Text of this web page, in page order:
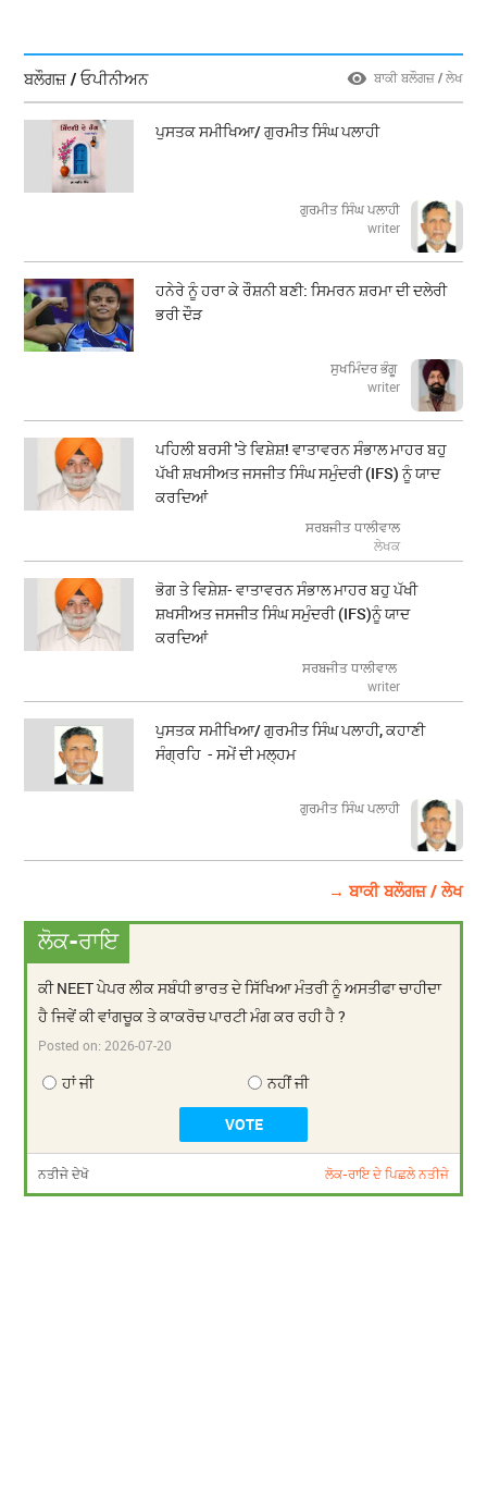
ਬਲੌਗਜ਼ / ਓਪੀਨੀਅਨ ਬਾਕੀ ਬਲੌਗਜ਼ / ਲੇਖ
ਪੁਸਤਕ ਸਮੀਖਿਆ/ ਗੁਰਮੀਤ ਸਿੰਘ ਪਲਾਹੀ
ਗੁਰਮੀਤ ਸਿੰਘ ਪਲਾਹੀ
writer
ਹਨੇਰੇ ਨੂੰ ਹਰਾ ਕੇ ਰੌਸ਼ਨੀ ਬਣੀ: ਸਿਮਰਨ ਸ਼ਰਮਾ ਦੀ ਦਲੇਰੀ
ਭਰੀ ਦੌੜ
ਸੁਖਮਿੰਦਰ ਭੰਗੂ
writer
ਪਹਿਲੀ ਬਰਸੀ 'ਤੇ ਵਿਸ਼ੇਸ਼! ਵਾਤਾਵਰਨ ਸੰਭਾਲ ਮਾਹਰ ਬਹੁ
ਪੱਖੀ ਸ਼ਖਸੀਅਤ ਜਸਜੀਤ ਸਿੰਘ ਸਮੁੰਦਰੀ (IFS) ਨੂੰ ਯਾਦ
ਕਰਦਿਆਂ
ਸਰਬਜੀਤ ਧਾਲੀਵਾਲ
ਲੇਖਕ
ਭੋਗ ਤੇ ਵਿਸ਼ੇਸ਼- ਵਾਤਾਵਰਨ ਸੰਭਾਲ ਮਾਹਰ ਬਹੁ ਪੱਖੀ
ਸ਼ਖਸੀਅਤ ਜਸਜੀਤ ਸਿੰਘ ਸਮੁੰਦਰੀ (IFS)ਨੂੰ ਯਾਦ
ਕਰਦਿਆਂ
ਸਰਬਜੀਤ ਧਾਲੀਵਾਲ
writer
ਪੁਸਤਕ ਸਮੀਖਿਆ/ ਗੁਰਮੀਤ ਸਿੰਘ ਪਲਾਹੀ, ਕਹਾਣੀ
ਸੰਗ੍ਰਹਿ - ਸਮੇਂ ਦੀ ਮਲ੍ਹਮ
ਗੁਰਮੀਤ ਸਿੰਘ ਪਲਾਹੀ
→ ਬਾਕੀ ਬਲੌਗਜ਼ / ਲੇਖ
ਲੋਕ-ਰਾਇ
ਕੀ NEET ਪੇਪਰ ਲੀਕ ਸਬੰਧੀ ਭਾਰਤ ਦੇ ਸਿੱਖਿਆ ਮੰਤਰੀ ਨੂੰ ਅਸਤੀਫਾ ਚਾਹੀਦਾ
ਹੈ ਜਿਵੇਂ ਕੀ ਵਾਂਗਚੂਕ ਤੇ ਕਾਕਰੋਚ ਪਾਰਟੀ ਮੰਗ ਕਰ ਰਹੀ ਹੈ ?
Posted on:2026-07-20
ਹਾਂ ਜੀ ਨਹੀਂ ਜੀ
ਨਤੀਜੇ ਦੇਖੋ ਲੋਕ-ਰਾਇ ਦੇ ਪਿਛਲੇ ਨਤੀਜੇ